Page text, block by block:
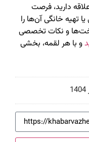
دارید، فرصت
تهیه خانگی آن‌ها را
و نکات تخصصی
و با هر لقمه، بخشی